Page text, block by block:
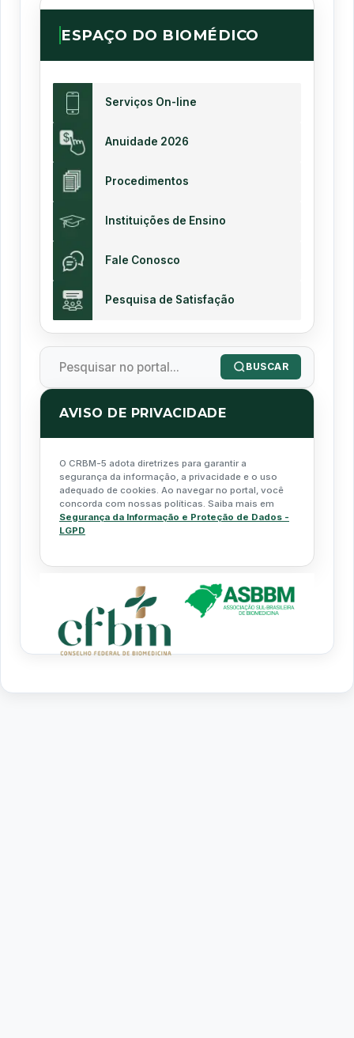
ESPAÇO DO BIOMÉDICO
Serviços On-line
Anuidade 2026
Procedimentos
Instituições de Ensino
Fale Conosco
Pesquisa de Satisfação
BUSCAR
AVISO DE PRIVACIDADE
O CRBM-5 adota diretrizes para garantir a
segurança da informação, a privacidade e o uso
adequado de cookies. Ao navegar no portal, você
concorda com nossas políticas. Saiba mais em
Segurança da Informação e Proteção de Dados -
LGPD